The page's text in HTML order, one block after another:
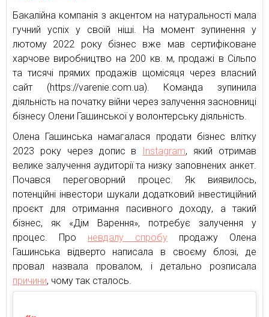
Бакалійна компанія з акцентом на натуральності мала
гучний успіх у своїй ніші. На момент зупинення у
лютому 2022 року бізнес вже мав сертифіковане
харчове виробництво на 200 кв. м, продажі в Сільпо
та тисячі прямих продажів щомісяця через власний
сайт (https://varenie.com.ua). Команда зупинила
діяльність на початку війни через залучення засновниці
бізнесу Олени Гашинської у волонтерську діяльність.
Олена Гашинська намагалася продати бізнес влітку
2023 року через допис в Instagram, який отримав
велике залучення аудиторії та низку заповнених анкет.
Почався переговорний процес. Як виявилось,
потенційні інвестори шукали додатковий інвестиційний
проєкт для отримання пасивного доходу, а такий
бізнес, як «Дім Варення», потребує залучення у
процес. Про невдалу спробу продажу Олена
Гашинська відверто написала в своєму блозі, де
провал назвала провалом, і детально розписала
причини, чому так сталось.